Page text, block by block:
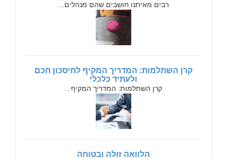
רבים מאיתנו חושבים שהם מנהלים...
קרן השתלמות: המדריך המקיף לחיסכון חכם
ולעתיד כלכלי
קרן השתלמות: המדריך המקיף...
הלוואה זולה ובטוחה